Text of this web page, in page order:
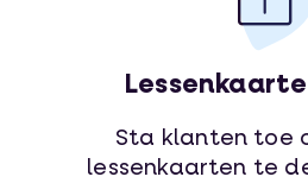
Sta klanten toe
lessenkaarten te